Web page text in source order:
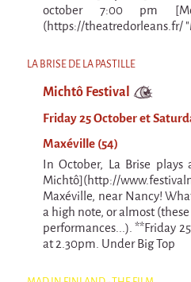
New productions
Espèce d'idiot
Il va pleuvoir
Il va pleuvoir
And before that?
Risque ZérO
BOI
Capilotractées
Marathon
october 7:00 pm
(https://theatredorleans.fr/
LA BRISE DE LA PASTILLE
Michtô Festival
Friday 25 October et
Maxéville (54)
In October, La Brise
Michtô](http://
Maxéville, near Nancy!
a high note, or almost
performances...). **Friday
at 2.30pm. Under Big Top